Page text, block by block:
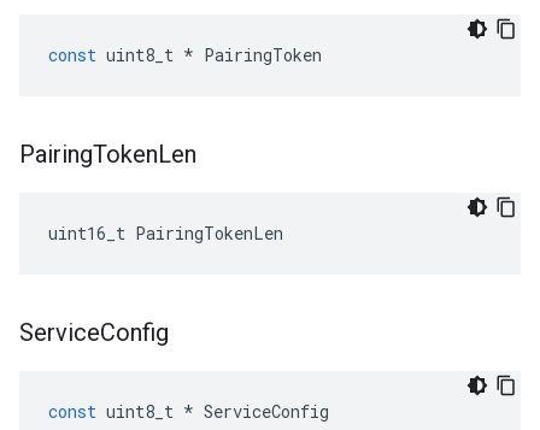
const uint8_t * PairingToken
PairingTokenLen
uint16_t PairingTokenLen
ServiceConfig
const uint8_t * ServiceConfig